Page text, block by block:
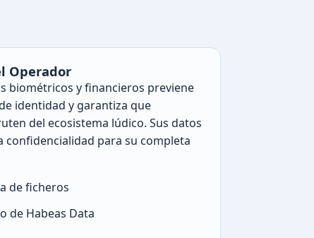
Operador
biométricos y financieros previene
identidad y garantiza que
del ecosistema lúdico. Sus datos
confidencialidad para su completa
de ficheros
de Habeas Data